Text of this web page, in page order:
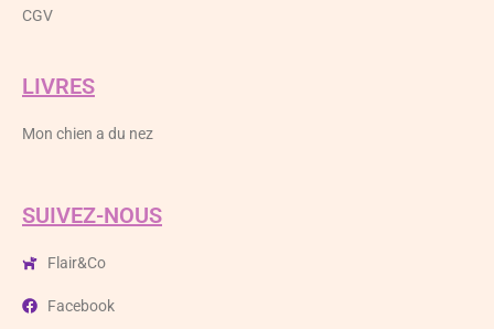
CGV
LIVRES
Mon chien a du nez
SUIVEZ-NOUS
Flair&Co
Facebook